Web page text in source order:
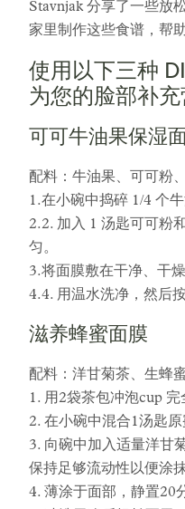
Stavnjak 分享了一些放
家里制作这些食谱，帮
使用以下三种
为您的脸部补充
可可牛油果保湿
配料：牛油果、可可粉
1.在小碗中捣碎 1/4 个牛
2.2. 加入 1 汤匙可可粉
匀。
3.将面膜敷在干净、干
4.4. 用温水洗净，然后
滋养蜂蜜面膜
配料：洋甘菊茶、生蜂
1. 用2袋茶包冲泡cup 完
2. 在小碗中混合1汤匙原
3. 向碗中加入适量洋
保持足够流动性以便涂
4. 薄涂于面部，静置20